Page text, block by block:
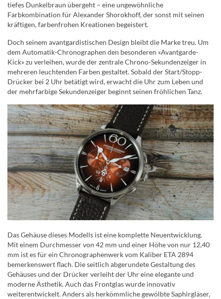
tiefes Dunkelbraun übergeht – eine ungewöhnliche
Farbkombination für Alexander Shorokhoff, der sonst mit seinen
kräftigen, farbenfrohen Kreationen begeistert.
Doch seinem avantgardistischen Design bleibt die Marke treu. Um
dem Automatik-Chronographen den besonderen «Avantgarde-
Kick» zu verleihen, wurde der zentrale Chrono-Sekundenzeiger in
mehreren leuchtenden Farben gestaltet. Sobald der Start/Stopp-
Drücker bei 2 Uhr betätigt wird, erwacht die Uhr zum Leben und
der mehrfarbige Sekundenzeiger beginnt seinen fröhlichen Tanz.
Das Gehäuse dieses Modells ist eine komplette Neuentwicklung.
Mit einem Durchmesser von 42 mm und einer Höhe von nur 12,40
mm ist es für ein Chronographenwerk vom Kaliber ETA 2894
bemerkenswert flach. Die seitlich abgerundete Gestaltung des
Gehäuses und der Drücker verleiht der Uhr eine elegante und
moderne Ästhetik. Auch das Frontglas wurde innovativ
weiterentwickelt. Anders als herkömmliche gewölbte Saphirgläser,